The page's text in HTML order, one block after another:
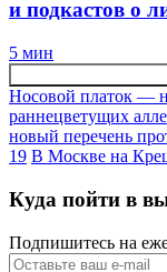
и подкастов о
5 мин
Носовой платок —
раннецветущих
новый перечень
19 В Москве на
Куда пойти в
Подпишитесь на